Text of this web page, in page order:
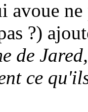
ne
?)
de
ce